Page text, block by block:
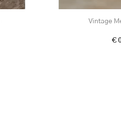
Vintage
€